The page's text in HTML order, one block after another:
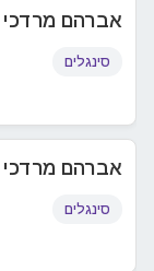
אברהם מרדכי
סינגלים
אברהם מרדכי
סינגלים